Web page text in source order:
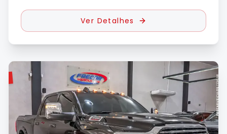
Ver Detalhes